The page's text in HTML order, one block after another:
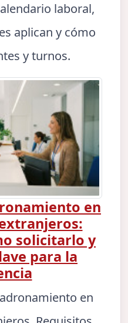
laboral,
aplican y cómo
y turnos.
en
solicitarlo y
para la
en